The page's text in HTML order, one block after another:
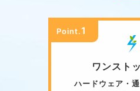
Point.1
ワンスト
ハードウェア・